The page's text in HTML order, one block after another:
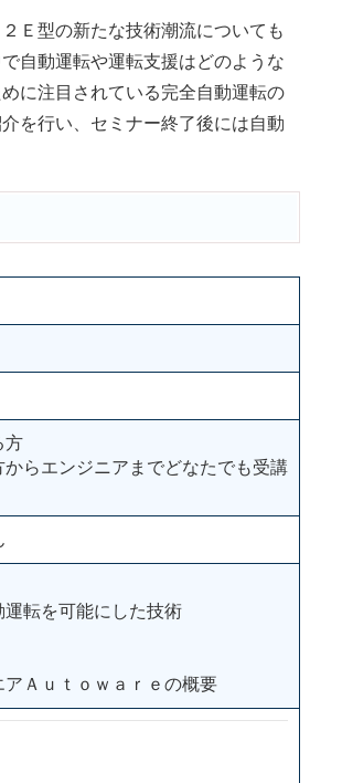
Ｅ型の新たな技術潮流についても
自動運転や運転支援はどのような
に注目されている完全自動運転の
を行い、セミナー終了後には自動
方
らエンジニアまでどなたでも受講
運転を可能にした技術
アＡｕｔｏｗａｒｅの概要